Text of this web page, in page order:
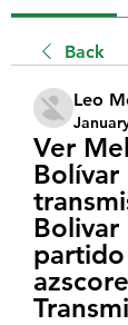
Back
Leo
Ver
Bolívar
Bolivar